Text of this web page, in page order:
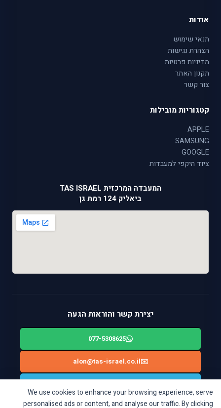
We use cookies to enhance your browsing experience, serve
personalised ads or content, and analyse our traffic. By clicking
אודות
תנאי שימוש
הצהרת נגישות
מדיניות פרטיות
תקנון האתר
צור קשר
קטגוריות מובילות
APPLE
SAMSUNG
GOOGLE
ציוד היקפי למעבדות
המעבדה המרכזית TAS ISRAEL
ביאליק 124 רמת גן
יצירת קשר והוראות הגעה
077-5308625
✉️
alon@tas-israel.co.il